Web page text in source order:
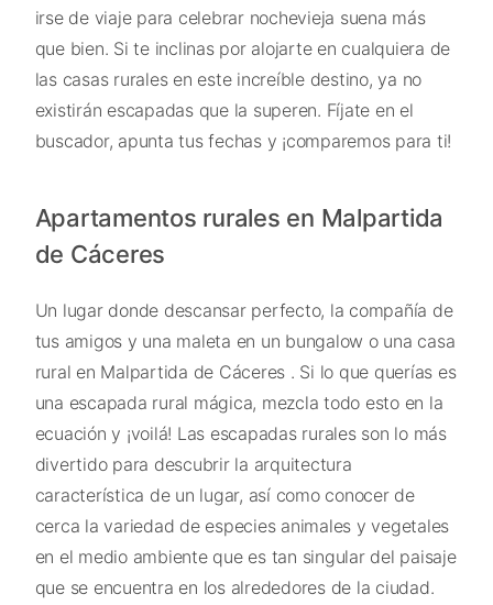
irse de viaje para celebrar nochevieja suena más
que bien. Si te inclinas por alojarte en cualquiera de
las casas rurales en este increíble destino, ya no
existirán escapadas que la superen. Fíjate en el
buscador, apunta tus fechas y ¡comparemos para ti!
Apartamentos rurales en Malpartida
de Cáceres
Un lugar donde descansar perfecto, la compañía de
tus amigos y una maleta en un bungalow o una casa
rural en Malpartida de Cáceres . Si lo que querías es
una escapada rural mágica, mezcla todo esto en la
ecuación y ¡voilá! Las escapadas rurales son lo más
divertido para descubrir la arquitectura
característica de un lugar, así como conocer de
cerca la variedad de especies animales y vegetales
en el medio ambiente que es tan singular del paisaje
que se encuentra en los alrededores de la ciudad.